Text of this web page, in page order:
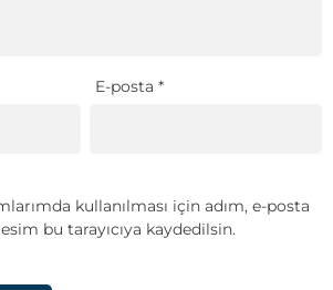
E-posta*
kullanılması için adım, e-posta
bu tarayıcıya kaydedilsin.